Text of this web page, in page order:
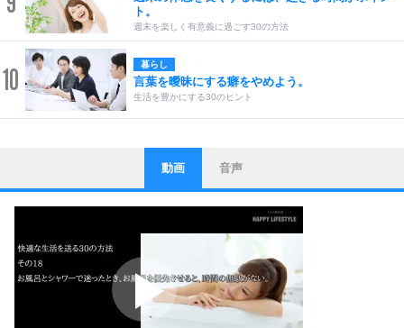
ト。
週末を楽しく有意義に過ごす30の方法
10 暮らし
言葉を曖昧にする癖をやめよう。
生活を豊かにする30のヒント
1
ストレス対策
他人と比べない。
いっそのこと、他人を見ない。
いらいらしない人になる30の方法
ポジティブになれない原因は、行動しないから。
ポジティブ思考になる30の方法
動画 音声